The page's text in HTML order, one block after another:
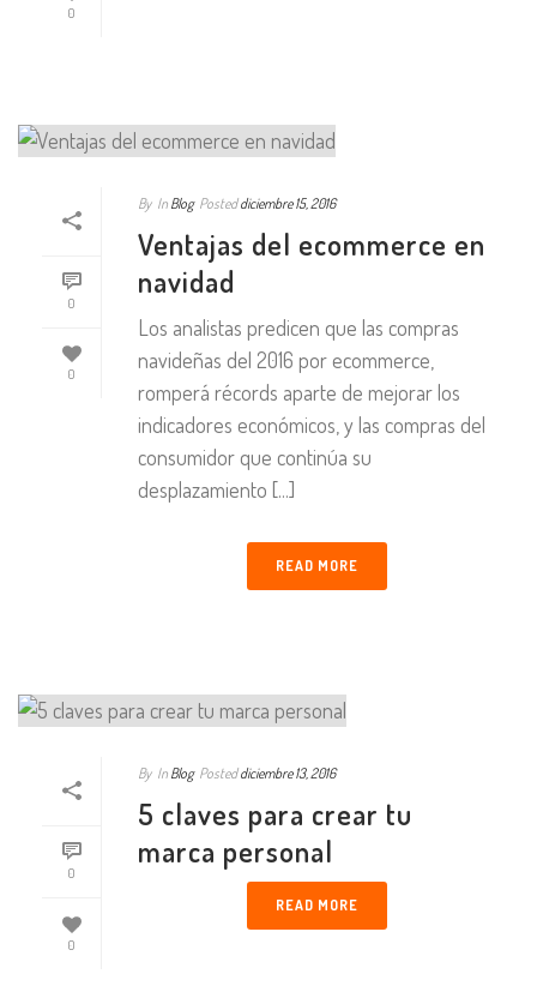
0
0
0
By In Blog Posted diciembre 15, 2016
Ventajas del ecommerce en
navidad
Los analistas predicen que las compras
navideñas del 2016 por ecommerce,
romperá récords aparte de mejorar los
indicadores económicos, y las compras del
consumidor que continúa su
desplazamiento [...]
READ MORE
0
0
By In Blog Posted diciembre 13, 2016
5 claves para crear tu
marca personal
READ MORE